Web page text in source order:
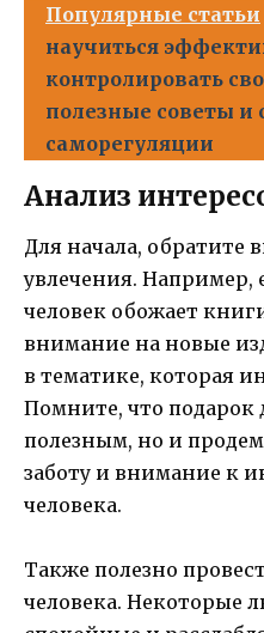
Популярные статьи
научиться
контролировать
полезные советы и
саморегуляции
Анализ
Для начала, обратите
увлечения. Например,
человек обожает
внимание на новые
в тематике, которая
Помните, что подарок
полезным, но и
заботу и внимание к
человека.
Также полезно
человека. Некоторые